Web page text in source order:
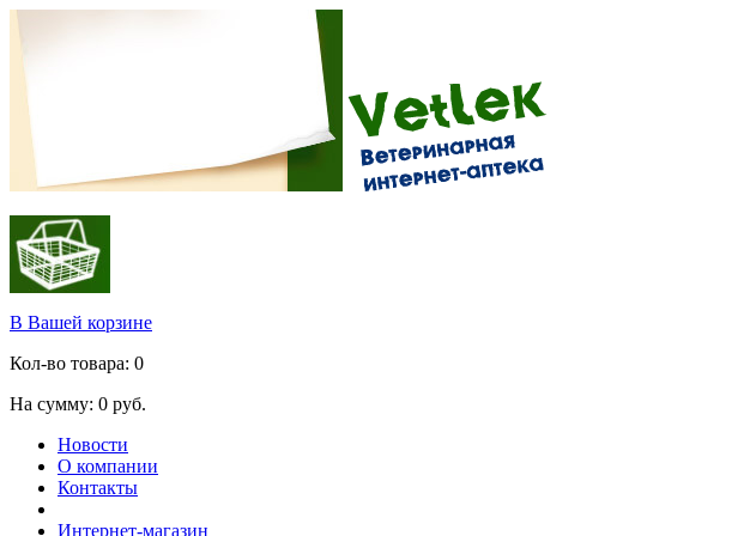
В Вашей корзине
Кол-во товара: 0
На сумму: 0 руб.
Новости
О компании
Контакты
Интернет-магазин